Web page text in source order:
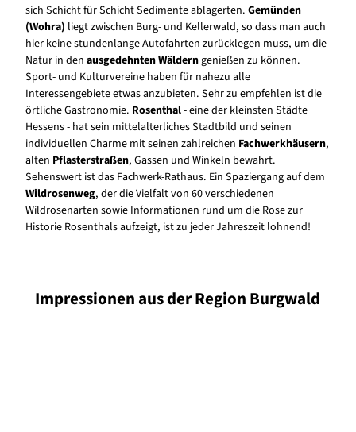
sich Schicht für Schicht Sedimente ablagerten. Gemünden
(Wohra) liegt zwischen Burg- und Kellerwald, so dass man auch
hier keine stundenlange Autofahrten zurücklegen muss, um die
Natur in den ausgedehnten Wälderngenießen zu können.
Sport- und Kulturvereine haben für nahezu alle
Interessengebiete etwas anzubieten. Sehr zu empfehlen ist die
örtliche Gastronomie. Rosenthal- eine der kleinsten Städte
Hessens - hat sein mittelalterliches Stadtbild und seinen
individuellen Charme mit seinen zahlreichen Fachwerkhäusern,
alten Pflasterstraßen, Gassen und Winkeln bewahrt.
Sehenswert ist das Fachwerk-Rathaus. Ein Spaziergang auf dem
Wildrosenweg, der die Vielfalt von 60 verschiedenen
Wildrosenarten sowie Informationen rund um die Rose zur
Historie Rosenthals aufzeigt, ist zu jeder Jahreszeit lohnend!
Impressionen aus der Region Burgwald